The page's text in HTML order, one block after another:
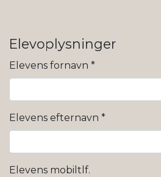
Elevoplysninger
Elevens fornavn *
Elevens efternavn *
Elevens mobiltlf.